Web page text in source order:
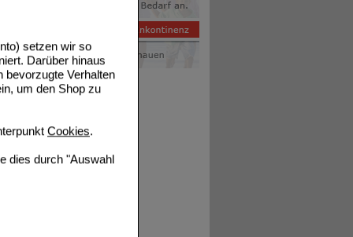
setzen wir so
Darüber hinaus
bevorzugte Verhalten
um den Shop zu
Cookies.
dies durch "Auswahl